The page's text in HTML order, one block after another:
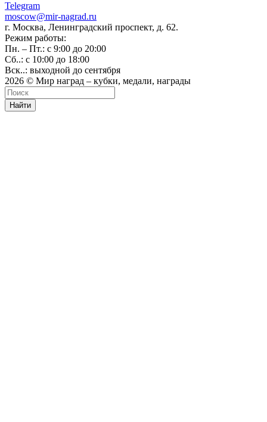
Telegram
moscow@mir-nagrad.ru
г. Москва, Ленинградский проспект, д. 62.
Режим работы:
Пн. – Пт.: с 9:00 до 20:00
Сб..: с 10:00 до 18:00
Вск..: выходной до сентября
2026 © Мир наград – кубки, медали, награды
Найти